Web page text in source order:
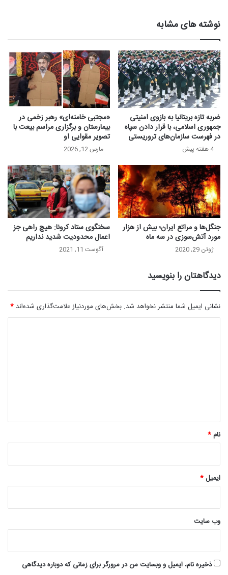
نوشته های مشابه
ضربه تازه بریتانیا به بازوی امنیتی
جمهوری اسلامی، با قرار دادن سپاه
در فهرست سازمان‌های تروریستی
4 هفته پیش
«مجتبی خامنه‌ای» رهبر زخمی در
بیمارستان و برگزاری مراسم بیعت با
تصویر مقوایی او
مارس 12, 2026
جنگل‌ها و مراتع ایران؛ بیش از هزار
مورد آتش‌سوزی در سه ماه
ژوئن 29, 2020
سخنگوی ستاد کرونا: هیچ راهی جز
اعمال محدودیت شدید نداریم
آگوست 11, 2021
دیدگاهتان را بنویسید
نشانی ایمیل شما منتشر نخواهد شد. بخش‌های موردنیاز علامت‌گذاری شده‌اند *
نام*
ایمیل *
وب‌ سایت
ذخیره نام، ایمیل و وبسایت من در مرورگر برای زمانی که دوباره دیدگاهی